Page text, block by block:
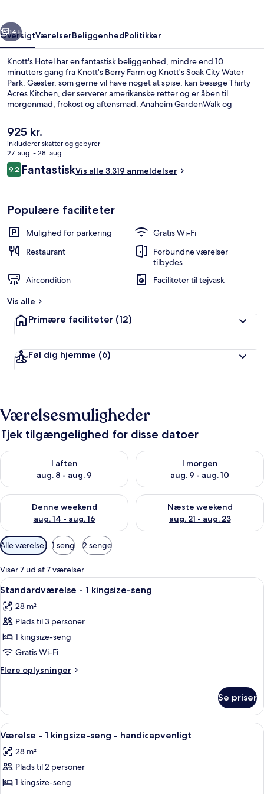
Næste
14+
OversigtVærelserBeliggenhedPolitikker
Knott's Hotel har en fantastisk beliggenhed, mindre end 10
minutters gang fra Knott's Berry Farm og Knott's Soak City Water
Park. Gæster, som gerne vil have noget at spise, kan besøge Thirty
Acres Kitchen, der serverer amerikanske retter og er åben til
morgenmad, frokost og aftensmad. Anaheim GardenWalk og
og hjælpsomme personale får rigtig gode bedømmelser fra
rejsende.
Den
nuværende
pris
er
925 kr.
925 kr.
inkluderer skatter og gebyrer
27. aug. - 28. aug.
Anmeldelser
9,29,2 ud af 10.
FantastiskVis alle 3.319 anmeldelser
Populære faciliteter
Mulighed for parkering
Gratis Wi-Fi
Restaurant
Forbundne værelser
tilbydes
Aircondition
Faciliteter til tøjvask
Vis alle
Primære faciliteter (12)
Føl dig hjemme (6)
Værelsesmuligheder
Tjek tilgængelighed for disse datoer
I aften
aug. 8 - aug. 9
Tjek tilgængelighed for i aften aug. 8 - aug. 9
I morgen
aug. 9 - aug. 10
Tjek tilgængelighed for i
Denne weekend
aug. 14 - aug. 16
Tjek tilgængelighed for denne weekend aug. 14 - aug. 16
Næste weekend
aug. 21 - aug. 23
Tjek tilgængelighed for næste
Tilgængelige
filtre
for
værelser
Alle værelser 1 seng 2 senge
Viser 7 ud af 7 værelser
Indlæs
alle
billeder
af
Standardværelse
-
1
kingsize-
Et hotelværelse med en stor seng,
4
Standardværelse - 1 kingsize-seng
28 m²
Plads til 3 personer
1 kingsize-seng
Gratis Wi-Fi
Flere oplysninger
Flere
-
kingsize-
Se priser
Indlæs
alle
billeder
af
Værelse
Et hotelværelse med en stor seng,
4
Værelse - 1 kingsize-seng - handicapvenligt
28 m²
Plads til 2 personer
1 kingsize-seng